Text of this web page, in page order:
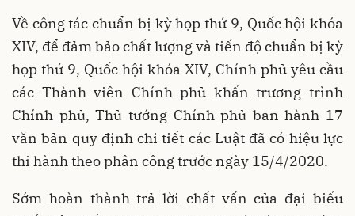
Về công tác chuẩn bị kỳ họp thứ 9, Quốc hội khóa
XIV, để đảm bảo chất lượng và tiến độ chuẩn bị kỳ
họp thứ 9, Quốc hội khóa XIV, Chính phủ yêu cầu
các Thành viên Chính phủ khẩn trương trình
Chính phủ, Thủ tướng Chính phủ ban hành 17
văn bản quy định chi tiết các Luật đã có hiệu lực
thi hành theo phân công trước ngày 15/4/2020.
Sớm hoàn thành trả lời chất vấn của đại biểu